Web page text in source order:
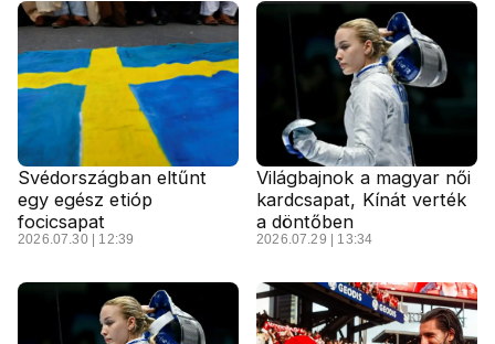
Svédországban eltűnt
egy egész etióp
focicsapat
2026.07.30 | 12:39
Világbajnok a magyar női
kardcsapat, Kínát verték
a döntőben
2026.07.29 | 13:34